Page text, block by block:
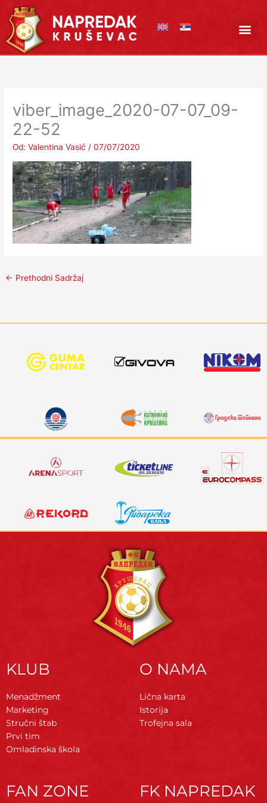
Pređi
na
sadržaj
viber_image_2020-07-07_09-
22-52
Od: Valentina Vasić/07/07/2020
← Prethodni Sadržaj
KLUB
Menadžment
Marketing
Stručni štab
Prvi tim
Omladinska škola
O NAMA
Lična karta
Istorija
Trofejna sala
FAN ZONE FK NAPREDAK